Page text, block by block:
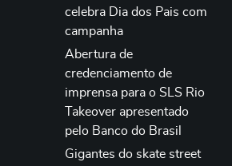
celebra Dia dos Pais com
campanha
Abertura de
credenciamento de
imprensa para o SLS Rio
Takeover apresentado
pelo Banco do Brasil
Gigantes do skate street